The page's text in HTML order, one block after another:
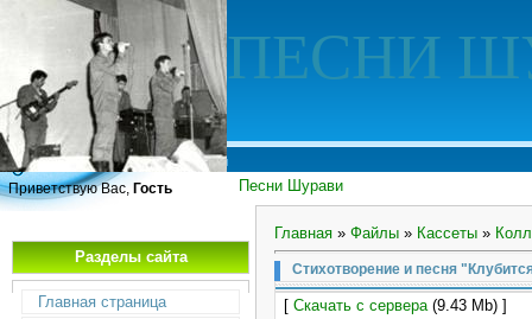
ПЕСНИ
Песни Шурави
Приветствую Вас, Гость
Разделы сайта
Главная страница
Главная » Файлы » Кассеты »
Стихотворение и песня
[ Скачать с сервера(9.43 Mb) ]